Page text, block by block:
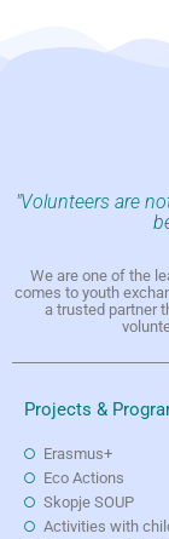
"Volunteers are
We are one of the
comes to youth
a trusted partner
Projects &
Erasmus+
Eco Actions
Skopje SOUP
Activities with